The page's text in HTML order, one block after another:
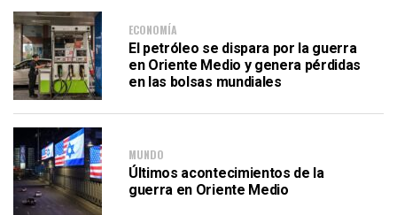
ECONOMÍA
El petróleo se dispara por la guerra
en Oriente Medio y genera pérdidas
en las bolsas mundiales
MUNDO
Últimos acontecimientos de la
guerra en Oriente Medio